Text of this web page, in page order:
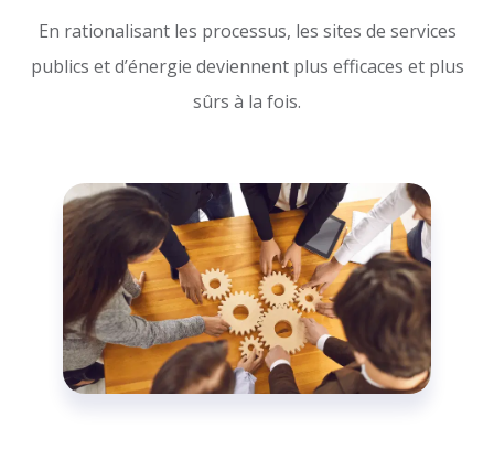
En rationalisant les processus, les sites de services
publics et d’énergie deviennent plus efficaces et plus
sûrs à la fois.